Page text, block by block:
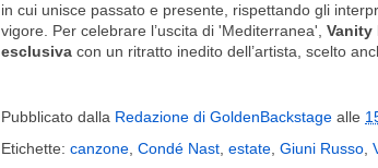
in cui unisce passato e presente, rispettando gli
vigore. Per celebrare l’uscita di 'Mediterranea', Vanity
esclusiva con un ritratto inedito dell’artista, scelto
Pubblicato dalla Redazione di GoldenBackstage alle
Etichette: canzone, Condé Nast, estate, Giuni Russo,